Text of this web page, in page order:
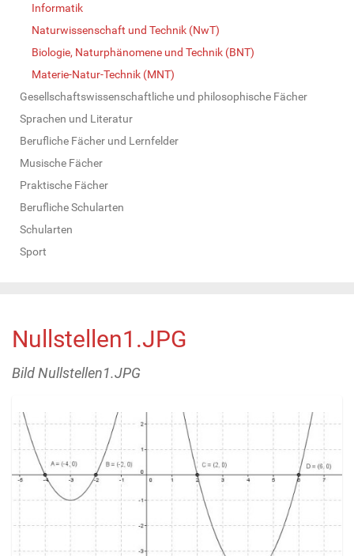
Informatik
Naturwissenschaft und Technik (NwT)
Biologie, Naturphänomene und Technik (BNT)
Materie-Natur-Technik (MNT)
Gesellschaftswissenschaftliche und philosophische Fächer
Sprachen und Literatur
Berufliche Fächer und Lernfelder
Musische Fächer
Praktische Fächer
Berufliche Schularten
Schularten
Sport
Nullstellen1.JPG
Bild Nullstellen1.JPG